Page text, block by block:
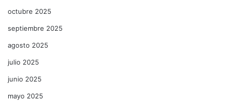
octubre 2025
septiembre 2025
agosto 2025
julio 2025
junio 2025
mayo 2025